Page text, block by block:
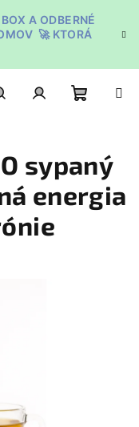
A ODBERNÉ
🚀 KTORÁ
košík
sypaný
energia